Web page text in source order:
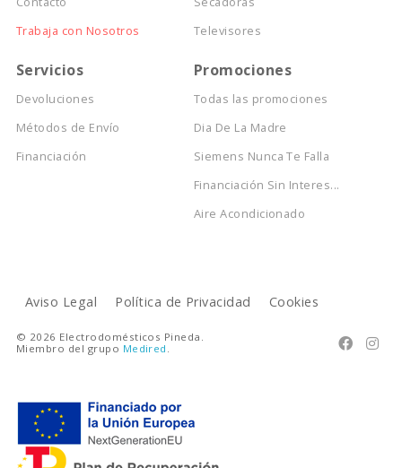
Trabaja con Nosotros
Televisores
Servicios
Devoluciones
Métodos de Envío
Financiación
Promociones
Todas las promociones
Dia De La Madre
Siemens Nunca Te Falla
Financiación Sin Interes...
Aire Acondicionado
Aviso Legal Política de Privacidad Cookies
 
© 2026 Electrodomésticos Pineda.
Miembro del grupo Medired .